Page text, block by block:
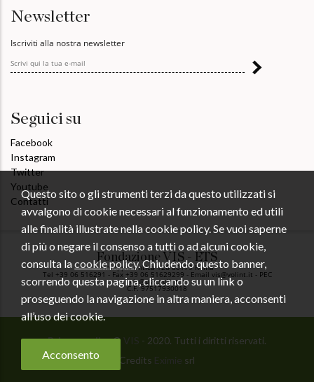
Newsletter
Iscriviti alla nostra newsletter
Seguici su
Facebook
Instagram
Twitter
Youtube
Contatti
Fondazione VIS - ETS
Via Appia Antica 126 00179 Roma
Tel +39 06 516291 - Fax +39 06 51629299 - Email vis@volint.it - PEC
vis@pec.volint.it
C.F. 97517930018
Privacy policy© VIS - 2020. Tutti i diritti riservati.
Credits Eximie srl
Questo sito o gli strumenti terzi da questo utilizzati si
avvalgono di cookie necessari al funzionamento ed utili
alle finalità illustrate nella cookie policy. Se vuoi saperne
di più o negare il consenso a tutti o ad alcuni cookie,
consulta lacookie policy. Chiudendo questo banner,
scorrendo questa pagina, cliccando su un link o
proseguendo la navigazione in altra maniera, acconsenti
all’uso dei cookie.
Acconsento